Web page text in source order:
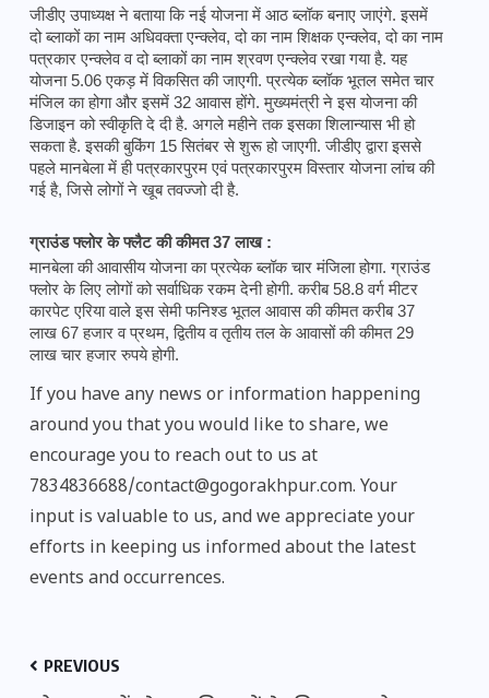
जीडीए उपाध्यक्ष ने बताया कि नई योजना में आठ ब्लॉक बनाए जाएंगे. इसमें
दो ब्लाकों का नाम अधिवक्ता एन्क्लेव, दो का नाम शिक्षक एन्क्लेव, दो का नाम
पत्रकार एन्क्लेव व दो ब्लाकों का नाम श्रवण एन्क्लेव रखा गया है. यह
योजना 5.06 एकड़ में विकसित की जाएगी. प्रत्येक ब्लॉक भूतल समेत चार
मंजिल का होगा और इसमें 32 आवास होंगे. मुख्यमंत्री ने इस योजना की
डिजाइन को स्वीकृति दे दी है. अगले महीने तक इसका शिलान्यास भी हो
सकता है. इसकी बुकिंग 15 सितंबर से शुरू हो जाएगी. जीडीए द्वारा इससे
पहले मानबेला में ही पत्रकारपुरम एवं पत्रकारपुरम विस्तार योजना लांच की
गई है, जिसे लोगों ने खूब तवज्जो दी है.
ग्राउंड फ्लोर के फ्लैट की कीमत 37 लाख :
मानबेला की आवासीय योजना का प्रत्येक ब्लॉक चार मंजिला होगा. ग्राउंड
फ्लोर के लिए लोगों को सर्वाधिक रकम देनी होगी. करीब 58.8 वर्ग मीटर
कारपेट एरिया वाले इस सेमी फनिश्ड भूतल आवास की कीमत करीब 37
लाख 67 हजार व प्रथम, द्वितीय व तृतीय तल के आवासों की कीमत 29
लाख चार हजार रुपये होगी.
If you have any news or information happening
around you that you would like to share, we
encourage you to reach out to us at
7834836688/contact@gogorakhpur.com. Your
input is valuable to us, and we appreciate your
efforts in keeping us informed about the latest
events and occurrences.
PREVIOUS